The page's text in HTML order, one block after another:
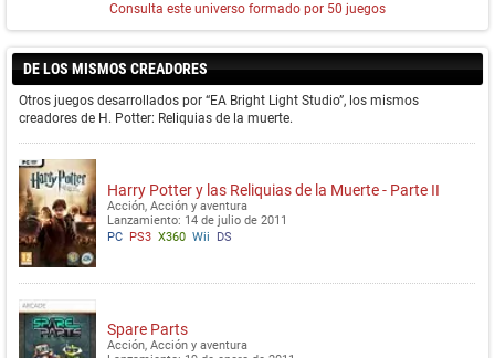
Consulta este universo formado por 50 juegos
DE LOS MISMOS CREADORES
Otros juegos desarrollados por “EA Bright Light Studio”, los mismos
creadores de H. Potter: Reliquias de la muerte.
Harry Potter y las Reliquias de la Muerte - Parte II
Acción, Acción y aventura
Lanzamiento: 14 de julio de 2011
PC PS3 X360 Wii DS
Spare Parts
Acción, Acción y aventura